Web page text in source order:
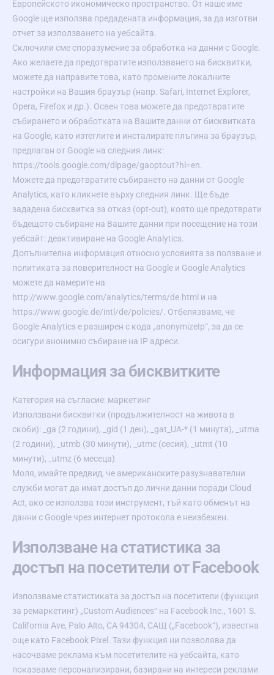
Европейското икономическо пространство. От наше име
Google ще използва предадената информация, за да изготви
отчет за използването на уебсайта.
Сключили сме споразумение за обработка на данни с Google.
Ако желаете да предотвратите използването на бисквитки,
можете да направите това, като промените локалните
настройки на Вашия браузър (напр. Safari, Internet Explorer,
Opera, Firefox и др.). Освен това можете да предотвратите
събирането и обработката на Вашите данни от бисквитката
на Google, като изтеглите и инсталирате плъгина за браузър,
предлаган от Google на следния линк:
https://tools.google.com/dlpage/gaoptout?hl=en.
Можете да предотвратите събирането на данни от Google
Analytics, като кликнете върху следния линк. Ще бъде
зададена бисквитка за отказ (opt-out), която ще предотврати
бъдещото събиране на Вашите данни при посещение на този
уебсайт: деактивиране на Google Analytics.
Допълнителна информация относно условията за ползване и
политиката за поверителност на Google и Google Analytics
можете да намерите на
http://www.google.com/analytics/terms/de.html и на
https://www.google.de/intl/de/policies/ . Отбелязваме, че
Google Analytics е разширен с кода „anonymizeIp“, за да се
осигури анонимно събиране на IP адреси.
Информация за бисквитките
Категория на съгласие: маркетинг
Използвани бисквитки (продължителност на живота в
скоби): _ga (2 години), _gid (1 ден), _gat_UA-* (1 минута), _utma
(2 години), _utmb (30 минути), _utmc (сесия), _utmt (10
минути), _utmz (6 месеца)
Моля, имайте предвид, че американските разузнавателни
служби могат да имат достъп до лични данни поради Cloud
Act, ако се използва този инструмент, тъй като обменът на
данни с Google чрез интернет протокола е неизбежен.
Използване на статистика за
достъп на посетители от Facebook
Използваме статистиката за достъп на посетители (функция
за ремаркетинг) „Custom Audiences“ на Facebook Inc., 1601 S.
California Ave, Palo Alto, CA 94304, САЩ („Facebook“), известна
още като Facebook Pixel. Тази функция ни позволява да
насочваме реклама към посетителите на уебсайта, като
показваме персонализирани, базирани на интереси реклами